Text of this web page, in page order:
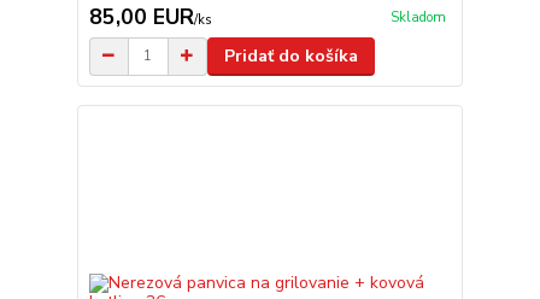
85,00 EUR/ks Skladom
Pridať do košíka